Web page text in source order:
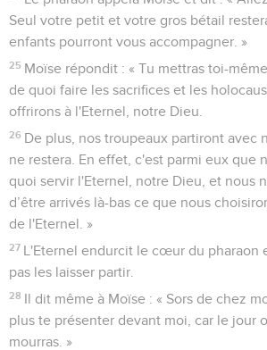
Seul votre petit et votre gros bétail
enfants pourront vous accompagner. »
25 Moïse répondit : « Tu mettras toi-
de quoi faire les sacrifices et les
offrirons à l'Eternel, notre Dieu.
26 De plus, nos troupeaux partiront avec
ne restera. En effet, c'est parmi eux que
quoi servir l'Eternel, notre Dieu, et nous
d’être arrivés là-bas ce que nous
de l'Eternel. »
27 L'Eternel endurcit le cœur du pharaon
pas les laisser partir.
28 Il dit même à Moïse : « Sors de chez
plus te présenter devant moi, car le jour
mourras. »